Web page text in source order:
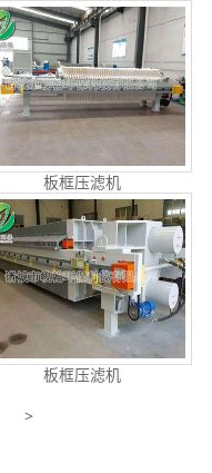
板框压滤机
板框压滤机
>